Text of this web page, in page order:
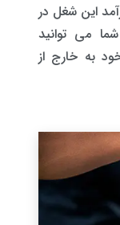
این شغل در
می توانید
به خارج از